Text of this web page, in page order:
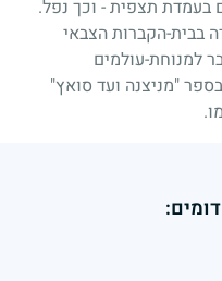
בעמדת תצפית- וכך נפל.
בבית-הקברות הצבאי
למנוחת-עולמים
"מניצנה ועד סואץ"